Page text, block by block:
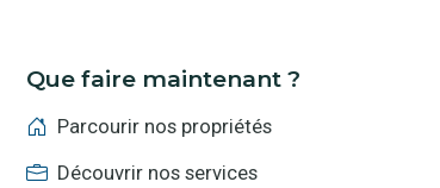
Que faire maintenant ?
Parcourir nos propriétés
Découvrir nos services